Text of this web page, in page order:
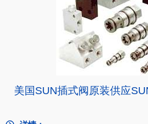
美国SUN插式阀原装供应